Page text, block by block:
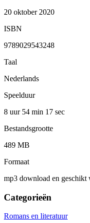
20 oktober 2020
ISBN
9789029543248
Taal
Nederlands
Speelduur
8 uur 54 min 17 sec
Bestandsgrootte
489 MB
Formaat
mp3 download en
Categorieën
Romans en literatuur